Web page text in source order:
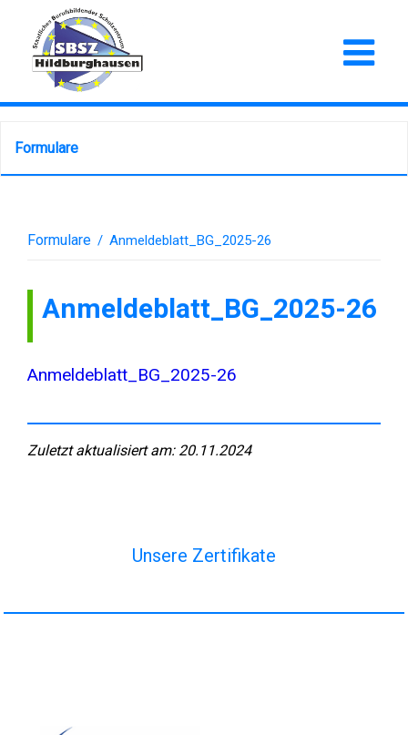
Formulare
Formulare / Anmeldeblatt_BG_2025-26
Anmeldeblatt_BG_2025-26
Anmeldeblatt_BG_2025-26
Zuletzt aktualisiert am: 20.11.2024
Unsere Zertifikate